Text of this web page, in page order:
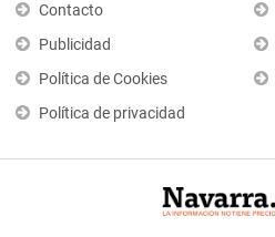
Contacto
Publicidad
Política de Cookies
Política de privacidad